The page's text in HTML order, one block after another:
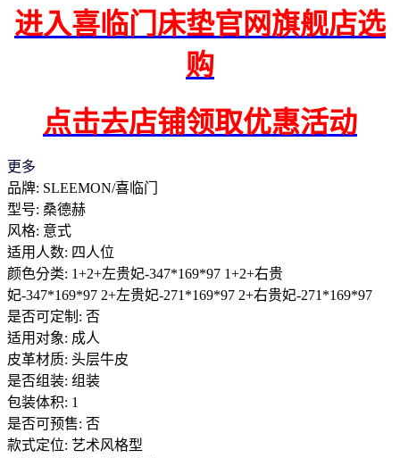
进入喜临门床垫官网旗舰店选
购
点击去店铺领取优惠活动
更多
品牌: SLEEMON/喜临门
型号: 桑德赫
风格: 意式
适用人数: 四人位
颜色分类: 1+2+左贵妃-347*169*97 1+2+右贵
妃-347*169*97 2+左贵妃-271*169*97 2+右贵妃-271*169*97
是否可定制: 否
适用对象: 成人
皮革材质: 头层牛皮
是否组装: 组装
包装体积: 1
是否可预售: 否
款式定位: 艺术风格型